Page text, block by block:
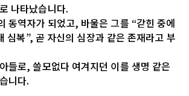
나타났습니다.
동역자가 되었고, 바울은 그를 “갇힌 중에
심복”, 곧 자신의 심장과 같은 존재라고 부
들로, 쓸모없다 여겨지던 이를 생명 같은
니다.